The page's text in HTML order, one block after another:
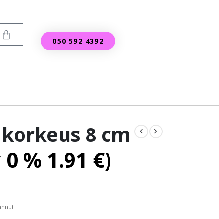
050 592 4392
8 cm
% 1.91 €)